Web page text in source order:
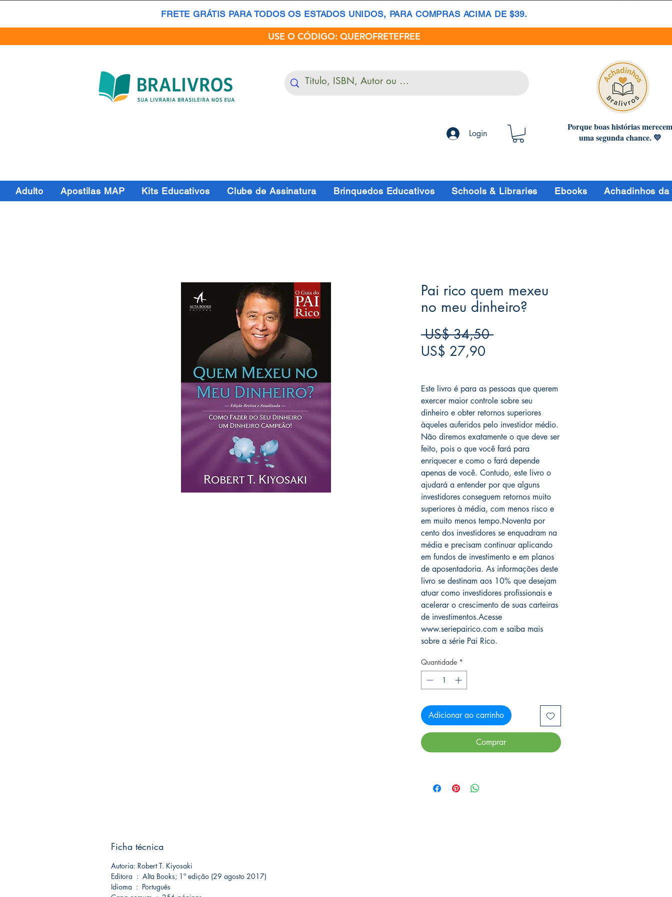
FRETE GRÁTIS PARA TODOS OS ESTADOS UNIDOS, PARA COMPRAS ACIMA DE $39.
USE O CÓDIGO: QUEROFRETEFREE
Login
Porque boas histórias merecem
uma segunda chance. 💛
Adulto Apostilas MAP Kits Educativos Clube de Assinatura Brinquedos Educativos Schools & Libraries Ebooks Achadinhos
Pai rico quem mexeu
no meu dinheiro?
US$ 34,50 Preço
US$ 27,90
Este livro é para as pessoas que querem
exercer maior controle sobre seu
dinheiro e obter retornos superiores
àqueles auferidos pelo investidor médio.
Não diremos exatamente o que deve ser
feito, pois o que você fará para
enriquecer e como o fará depende
apenas de você. Contudo, este livro o
ajudará a entender por que alguns
investidores conseguem retornos muito
superiores à média, com menos risco e
em muito menos tempo.Noventa por
cento dos investidores se enquadram na
média e precisam continuar aplicando
em fundos de investimento e em planos
de aposentadoria. As informações deste
livro se destinam aos 10% que desejam
atuar como investidores profissionais e
acelerar o crescimento de suas carteiras
de investimentos.Acesse
www.seriepairico.com e saiba mais
sobre a série Pai Rico.
Quantidade *
Adicionar ao carrinho
Comprar
Ficha técnica
Autoria: Robert T. Kiyosaki
Editora ‏ : ‎ Alta Books; 1ª edição (29 agosto 2017)
Idioma ‏ : ‎ Português